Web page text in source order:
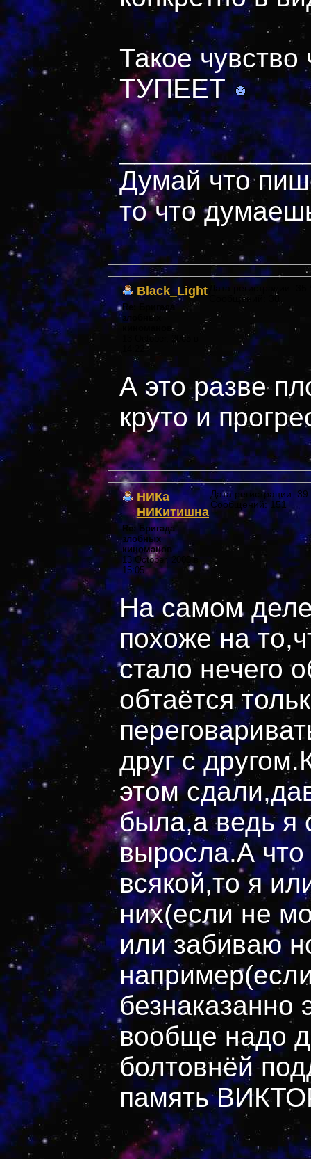
Такое
ТУПЕЕТ
Думай что
то что
Black_Light
Re: Бригада
злобных
13 October, 2005 в
Дата регистрации:
Сообщений: 30
А это разве
круто и
НИКа
НИКитишна
Re: Бригада
злобных
киноманов
13 October, 2005 в
15:05
Дата регистрации:
Сообщений: 151
На самом
похоже на
стало нечего
обтаётся
друг с
этом
была,а ведь я
выросла.А что
всякой,то я
них(если не
или забиваю
безнаказанно
вообще надо
болтовнёй
память